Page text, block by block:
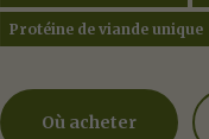
Protéine de viande unique
Où acheter